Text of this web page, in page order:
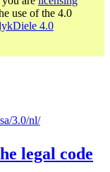
use of the 4.0
4.0
3.0/nl/
legal code